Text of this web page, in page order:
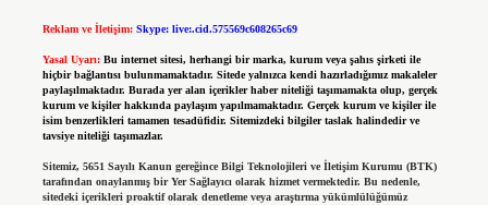
Reklam ve İletişim: Skype: live:.cid.575569c608265c69
Yasal Uyarı: Bu internet sitesi, herhangi bir marka, kurum veya şahıs şirketi ile
hiçbir bağlantısı bulunmamaktadır. Sitede yalnızca kendi hazırladığımız makaleler
paylaşılmaktadır. Burada yer alan içerikler haber niteliği taşımamakta olup, gerçek
kurum ve kişiler hakkında paylaşım yapılmamaktadır. Gerçek kurum ve kişiler ile
isim benzerlikleri tamamen tesadüfidir. Sitemizdeki bilgiler taslak halindedir ve
tavsiye niteliği taşımazlar.
Sitemiz, 5651 Sayılı Kanun gereğince Bilgi Teknolojileri ve İletişim Kurumu (BTK)
tarafından onaylanmış bir Yer Sağlayıcı olarak hizmet vermektedir. Bu nedenle,
sitedeki içerikleri proaktif olarak denetleme veya araştırma yükümlülüğümüz